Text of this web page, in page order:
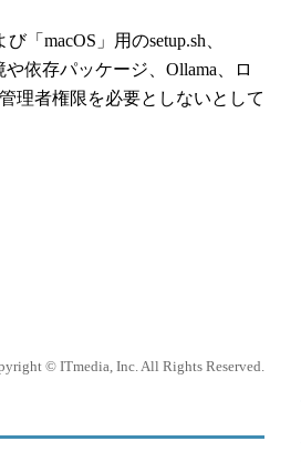
macOS」用のsetup.sh、
や依存パッケージ、Ollama、ロ
理者権限を必要としないとして
© ITmedia, Inc. All Rights Reserved.